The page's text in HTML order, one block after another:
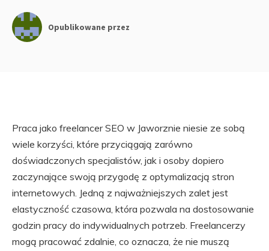
Opublikowane przez
Praca jako freelancer SEO w Jaworznie niesie ze sobą
wiele korzyści, które przyciągają zarówno
doświadczonych specjalistów, jak i osoby dopiero
zaczynające swoją przygodę z optymalizacją stron
internetowych. Jedną z najważniejszych zalet jest
elastyczność czasowa, która pozwala na dostosowanie
godzin pracy do indywidualnych potrzeb. Freelancerzy
mogą pracować zdalnie, co oznacza, że nie muszą